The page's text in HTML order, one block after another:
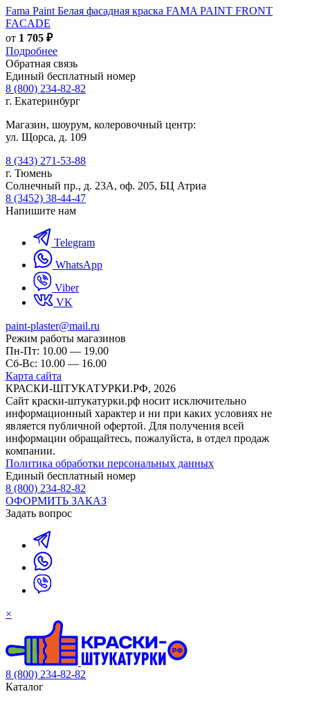
Fama Paint Белая фасадная краска FAMA PAINT FRONT
FACADE
от 1 705 ₽
Подробнее
Обратная связь
Единый бесплатный номер
8 (800) 234-82-82
г. Екатеринбург
Магазин, шоурум, колеровочный центр:
ул. Щорса, д. 109
8 (343) 271-53-88
г. Тюмень
Солнечный пр., д. 23А, оф. 205, БЦ Атриа
8 (3452) 38-44-47
Напишите нам
Telegram
WhatsApp
Viber
VK
paint-plaster@mail.ru
Режим работы магазинов
Пн-Пт: 10.00 — 19.00
Сб-Вс: 10.00 — 16.00
Карта сайта
КРАСКИ-ШТУКАТУРКИ.РФ, 2026
Cайт краски-штукатурки.рф носит исключительно
информационный характер и ни при каких условиях не
является публичной офертой. Для получения всей
информации обращайтесь, пожалуйста, в отдел продаж
компании.
Политика обработки персональных данных
Единый бесплатный номер
8 (800) 234-82-82
ОФОРМИТЬ ЗАКАЗ
Задать вопрос
×
8 (800) 234-82-82
Каталог